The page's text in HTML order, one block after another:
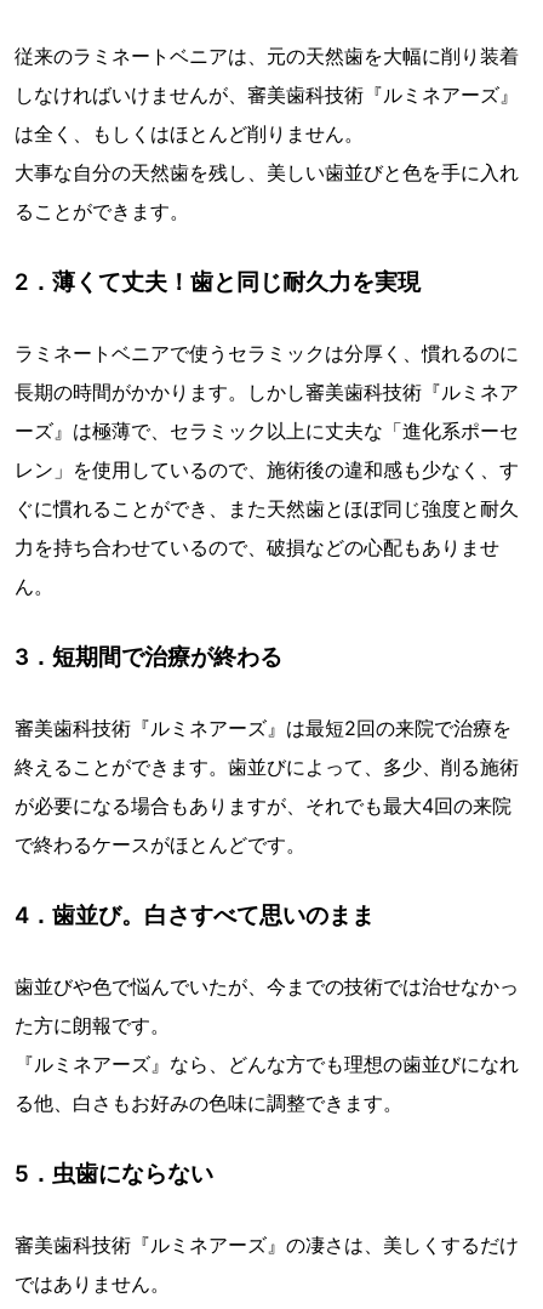
従来のラミネートベニアは、元の天然歯を大幅に削り装着
しなければいけませんが、審美歯科技術『ルミネアーズ』
は全く、もしくはほとんど削りません。
大事な自分の天然歯を残し、美しい歯並びと色を手に入れ
ることができます。
2．薄くて丈夫！歯と同じ耐久力を実現
ラミネートベニアで使うセラミックは分厚く、慣れるのに
長期の時間がかかります。しかし審美歯科技術『ルミネア
ーズ』は極薄で、セラミック以上に丈夫な「進化系ポーセ
レン」を使用しているので、施術後の違和感も少なく、す
ぐに慣れることができ、また天然歯とほぼ同じ強度と耐久
力を持ち合わせているので、破損などの心配もありませ
ん。
3．短期間で治療が終わる
審美歯科技術『ルミネアーズ』は最短2回の来院で治療を
終えることができます。歯並びによって、多少、削る施術
が必要になる場合もありますが、それでも最大4回の来院
で終わるケースがほとんどです。
4．歯並び。白さすべて思いのまま
歯並びや色で悩んでいたが、今までの技術では治せなかっ
た方に朗報です。
『ルミネアーズ』なら、どんな方でも理想の歯並びになれ
る他、白さもお好みの色味に調整できます。
5．虫歯にならない
審美歯科技術『ルミネアーズ』の凄さは、美しくするだけ
ではありません。